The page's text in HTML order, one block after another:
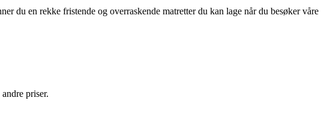
du en rekke fristende og overraskende matretter du kan lage når du besøker våre
priser.